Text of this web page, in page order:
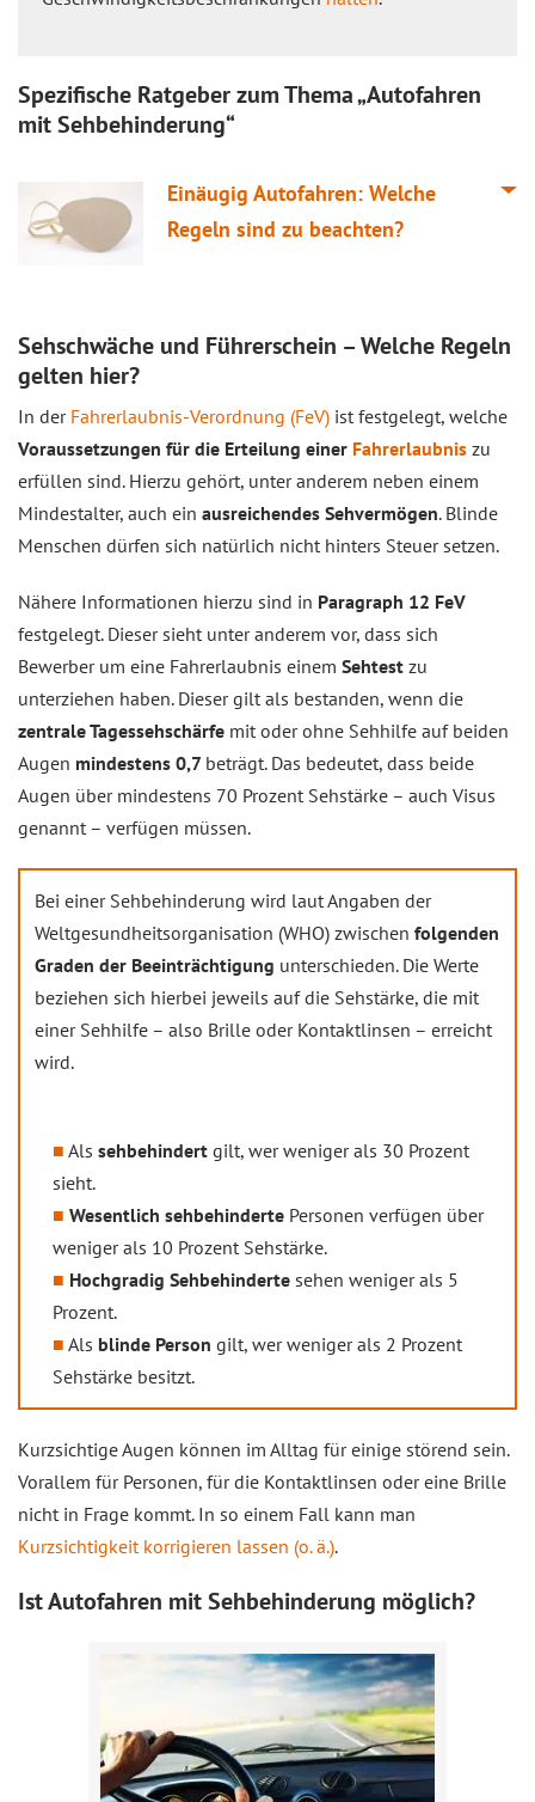
Spezifische Ratgeber zum Thema „Autofahren
mit Sehbehinderung“
Einäugig Autofahren: Welche
Regeln sind zu beachten?
Sehschwäche und Führerschein – Welche Regeln
gelten hier?
In der Fahrerlaubnis-Verordnung (FeV) ist festgelegt, welche
Voraussetzungen für die Erteilung einer Fahrerlaubnis zu
erfüllen sind. Hierzu gehört, unter anderem neben einem
Mindestalter, auch ein ausreichendes Sehvermögen. Blinde
Menschen dürfen sich natürlich nicht hinters Steuer setzen.
Nähere Informationen hierzu sind in Paragraph 12 FeV
festgelegt. Dieser sieht unter anderem vor, dass sich
Bewerber um eine Fahrerlaubnis einem Sehtest zu
unterziehen haben. Dieser gilt als bestanden, wenn die
zentrale Tagessehschärfe mit oder ohne Sehhilfe auf beiden
Augen mindestens 0,7 beträgt. Das bedeutet, dass beide
Augen über mindestens 70 Prozent Sehstärke – auch Visus
genannt – verfügen müssen.
Bei einer Sehbehinderung wird laut Angaben der
Weltgesundheitsorganisation (WHO) zwischen folgenden
Graden der Beeinträchtigung unterschieden. Die Werte
beziehen sich hierbei jeweils auf die Sehstärke, die mit
einer Sehhilfe – also Brille oder Kontaktlinsen – erreicht
wird.
Als sehbehindert gilt, wer weniger als 30 Prozent
sieht.
Wesentlich sehbehinderte Personen verfügen über
weniger als 10 Prozent Sehstärke.
Hochgradig Sehbehinderte sehen weniger als 5
Prozent.
Als blinde Person gilt, wer weniger als 2 Prozent
Sehstärke besitzt.
Kurzsichtige Augen können im Alltag für einige störend sein.
Vorallem für Personen, für die Kontaktlinsen oder eine Brille
nicht in Frage kommt. In so einem Fall kann man
Kurzsichtigkeit korrigieren lassen (o. ä.).
Ist Autofahren mit Sehbehinderung möglich?